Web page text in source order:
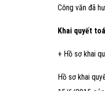
Công văn đã
Khai quyết
+ Hồ sơ khai
Hồ sơ khai